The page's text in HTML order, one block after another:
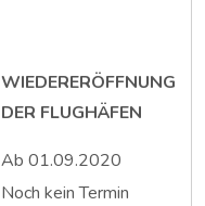
WIEDERERÖFFNUNG
DER FLUGHÄFEN
Ab 01.09.2020
Noch kein Termin